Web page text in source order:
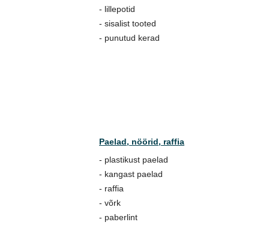
- lillepotid
- sisalist tooted
- punutud kerad
Paelad, nöörid, raffia
- plastikust paelad
- kangast paelad
- raffia
- võrk
- paberlint